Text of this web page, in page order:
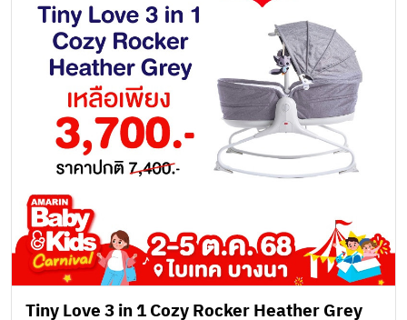
Tiny Love 3 in 1 Cozy Rocker Heather Grey